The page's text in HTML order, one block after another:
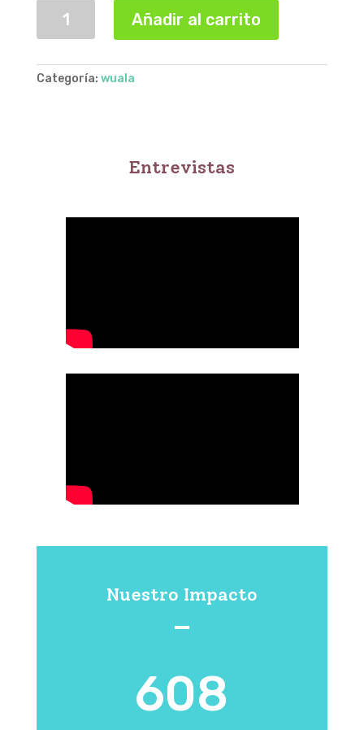
Brownie
Añadir al carrito
Categoría: wuala
Entrevistas
Nuestro Impacto
608